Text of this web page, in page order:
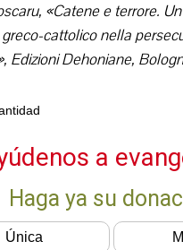
«Catene e terrore.
cattolico nella
Edizioni Dehoniane,